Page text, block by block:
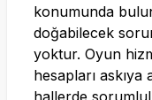
konumunda
doğabilecek
yoktur. Oyun
hesapları askıya
hallerde